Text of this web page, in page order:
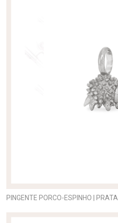
PINGENTE PORCO-ESPINHO | PRATA